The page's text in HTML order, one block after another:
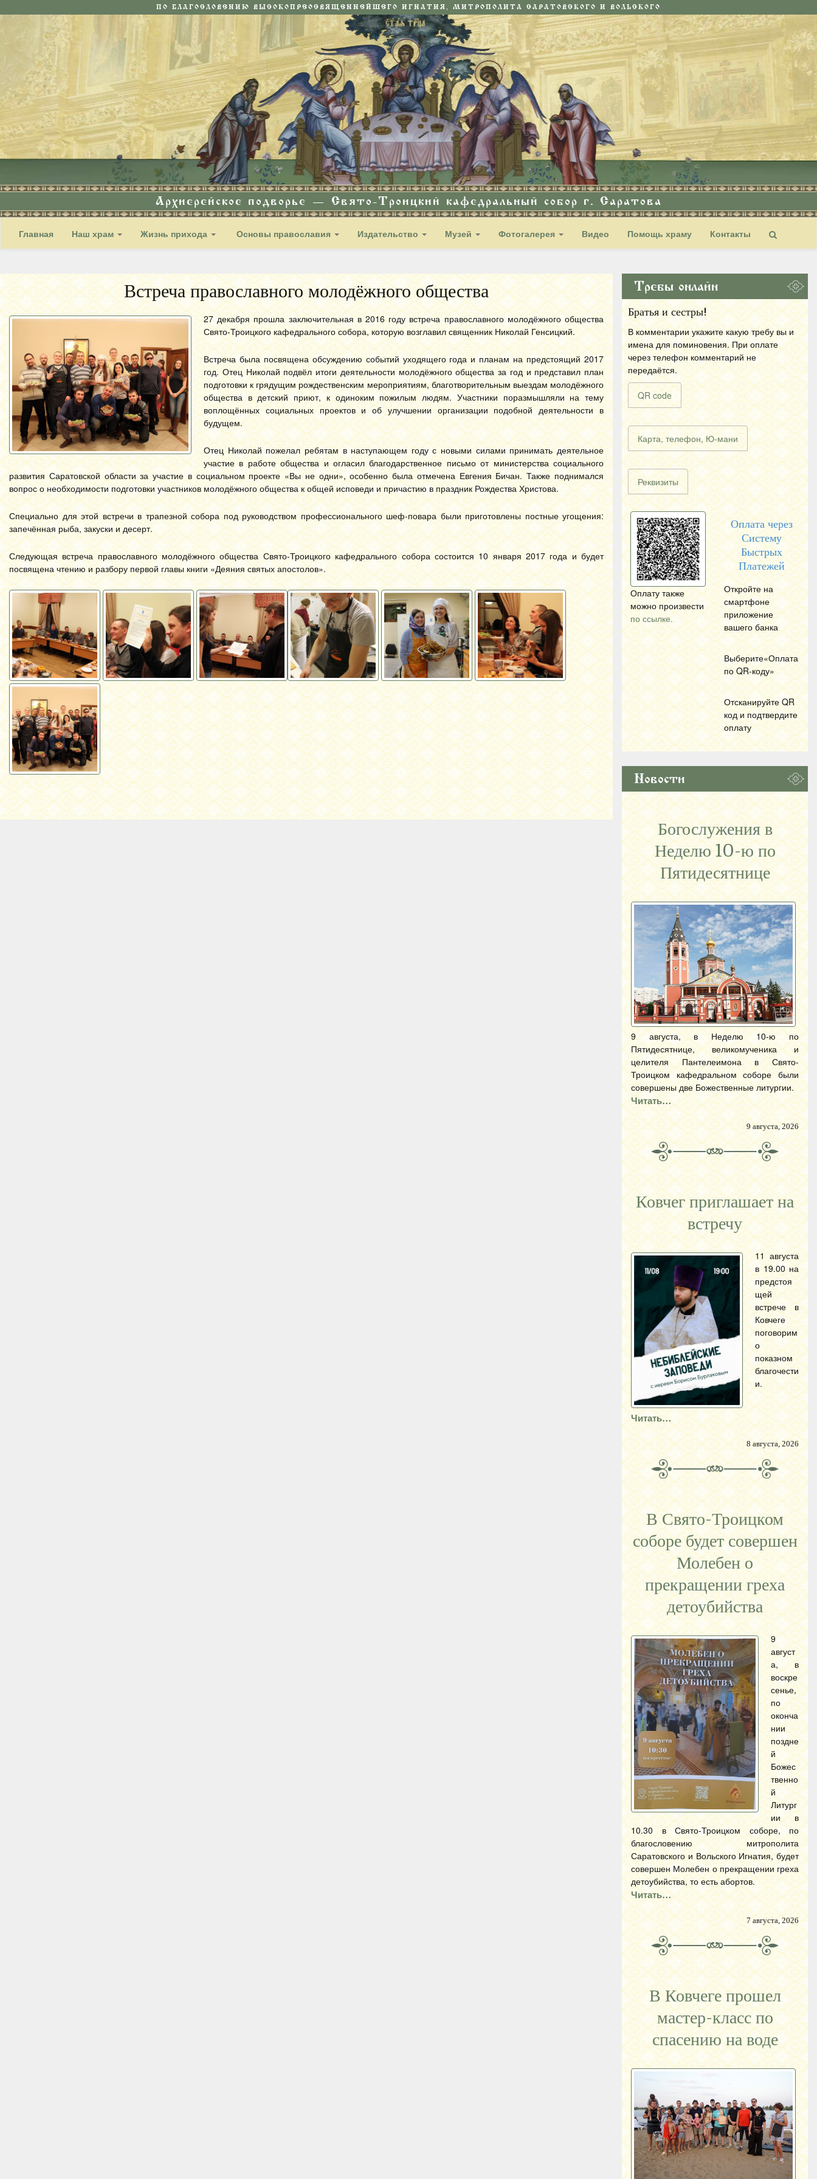
ПО БЛАГОСЛОВЕНИЮ ВЫСОКОПРЕОСВЯЩЕННЕЙШЕГО ИГНАТИЯ, МИТРОПОЛИТА САРАТОВСКОГО И ВОЛЬСКОГО
Архиерейское подворье — Свято-Троицкий кафедральный собор г. Саратова
Главная Наш храм Жизнь прихода Основы православия Издательство Музей Фотогалерея Видео Помощь храму Контакты
Встреча православного молодёжного общества
27 декабря прошла заключительная в 2016 году встреча православного молодёжного общества
Свято-Троицкого кафедрального собора, которую возглавил священник Николай Генсицкий.
Встреча была посвящена обсуждению событий уходящего года и планам на предстоящий 2017
год. Отец Николай подвёл итоги деятельности молодёжного общества за год и представил план
подготовки к грядущим рождественским мероприятиям, благотворительным выездам молодёжного
общества в детский приют, к одиноким пожилым людям. Участники поразмышляли на тему
воплощённых социальных проектов и об улучшении организации подобной деятельности в
будущем.
Отец Николай пожелал ребятам в наступающем году с новыми силами принимать деятельное
участие в работе общества и огласил благодарственное письмо от министерства социального
развития Саратовской области за участие в социальном проекте «Вы не одни», особенно была отмечена Евгения Бичан. Также поднимался
вопрос о необходимости подготовки участников молодёжного общества к общей исповеди и причастию в праздник Рождества Христова.
Специально для этой встречи в трапезной собора под руководством профессионального шеф-повара были приготовлены постные угощения:
запечённая рыба, закуски и десерт.
Следующая встреча православного молодёжного общества Свято-Троицкого кафедрального собора состоится 10 января 2017 года и будет
посвящена чтению и разбору первой главы книги «Деяния святых апостолов».
Требы онлайн
Братья и сестры!
В комментарии укажите какую требу вы и
имена для поминовения. При оплате
через телефон комментарий не
передаётся.
QR code
Карта, телефон, Ю-мани
Реквизиты
Оплату также
можно произвести
по ссылке.
Оплата через
Систему
Быстрых
Платежей
Откройте на
смартфоне
приложение
вашего банка
Выберите«Оплата
по QR-коду»
Отсканируйте QR
код и подтвердите
оплату
Новости
Богослужения в
Неделю 10-ю по
Пятидесятнице
9 августа, в Неделю 10-ю по
Пятидесятнице, великомученика и
целителя Пантелеимона в Свято-
Троицком кафедральном соборе были
совершены две Божественные литургии.
Читать…
9 августа, 2026
Ковчег приглашает на
встречу
11 августа
в 19.00 на
предстоя
щей
встрече в
Ковчеге
поговорим
о
показном
благочести
и.
Читать…
8 августа, 2026
В Свято-Троицком
соборе будет совершен
Молебен о
прекращении греха
детоубийства
9
август
а, в
воскре
сенье,
по
оконча
нии
поздне
й
Божес
твенно
й
Литург
ии в
10.30 в Свято-Троицком соборе, по
благословению митрополита
Саратовского и Вольского Игнатия, будет
совершен Молебен о прекращении греха
детоубийства, то есть абортов.
Читать…
7 августа, 2026
В Ковчеге прошел
мастер-класс по
спасению на воде